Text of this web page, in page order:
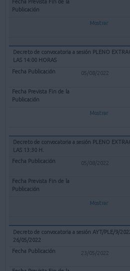
Mostrar
Decreto de convocatoria a sesión PLENO
LAS 14:00 HORAS
05/08/2022
Mostrar
Decreto de convocatoria a sesión PLENO
LAS 13:30 H.
05/08/2022
Mostrar
Decreto de convocatoria a sesión AYT/PLE/9/
26/05/2022
23/05/2022